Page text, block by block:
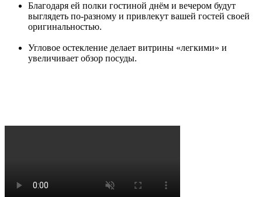
Благодаря ей полки гостиной днём и вечером будут
выглядеть по-разному и привлекут вашей гостей своей
оригинальностью.
Угловое остекление делает витрины «легкими» и
увеличивает обзор посуды.